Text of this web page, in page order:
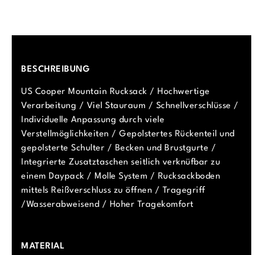
BESCHREIBUNG
US Cooper Mountain Rucksack / Hochwertige
Verarbeitung / Viel Stauraum / Schnellverschlüsse /
Individuelle Anpassung durch viele
Verstellmöglichkeiten / Gepolstertes Rückenteil und
gepolsterte Schulter / Becken und Brustgurte /
Integrierte Zusatztaschen seitlich verknüfbar zu
einem Daypack / Molle System / Rucksackboden
mittels Reißverschluss zu öffnen / Tragegriff
/Wasserabweisend / Hoher Tragekomfort
MATERIAL